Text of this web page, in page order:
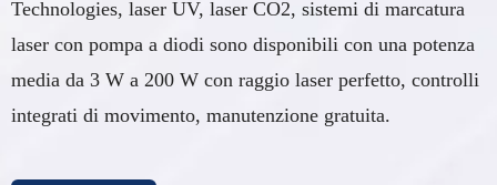
Technologies, laser UV, laser CO2, sistemi di marcatura
laser con pompa a diodi sono disponibili con una potenza
media da 3 W a 200 W con raggio laser perfetto, controlli
integrati di movimento, manutenzione gratuita.